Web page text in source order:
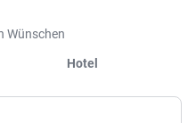
Wünschen
Hotel